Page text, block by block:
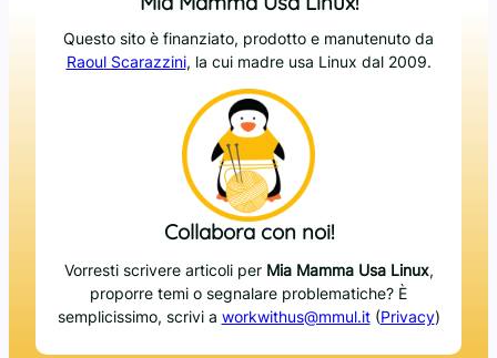
Questo sito è finanziato, prodotto e manutenuto da
Raoul Scarazzini, la cui madre usa Linux dal 2009.
Collabora con noi!
Vorresti scrivere articoli per Mia Mamma Usa Linux,
proporre temi o segnalare problematiche? È
semplicissimo, scrivi a workwithus@mmul.it(Privacy)